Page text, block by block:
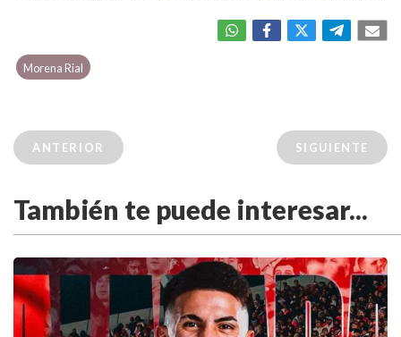
Morena Rial
ANTERIOR SIGUIENTE
También te puede interesar...